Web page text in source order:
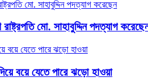
মো. সাহাবুদ্দিন পদত্যাগ
বয়ে যেতে পারে ঝড়ো হাওয়া